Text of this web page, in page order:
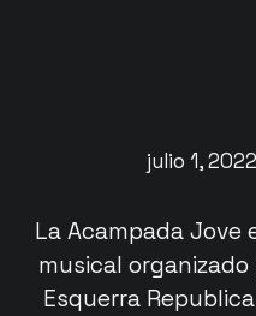
julio 1, 2022
La Acampada
musical
Esquerra